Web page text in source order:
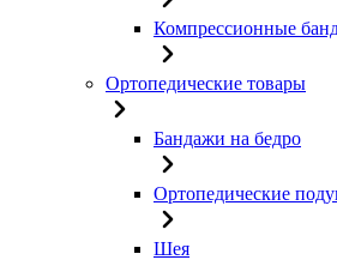
Компрессионные
Ортопедические товары
Бандажи на бедро
Ортопедические
Шея